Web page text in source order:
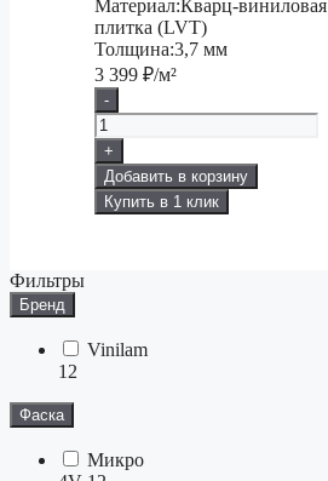
Материал:Кварц-виниловая
плитка (LVT)
Толщина:3,7 мм
3 399 ₽/м²
-
+
Добавить в корзину
Купить в 1 клик
Фильтры
Бренд
Vinilam
12
Фаска
Микро